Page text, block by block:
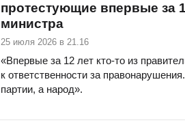
протестующие впервые за
министра
25 июля 2026 в 21.16
«Впервые за 12 лет кто-то из
к ответственности за
партии, а народ».